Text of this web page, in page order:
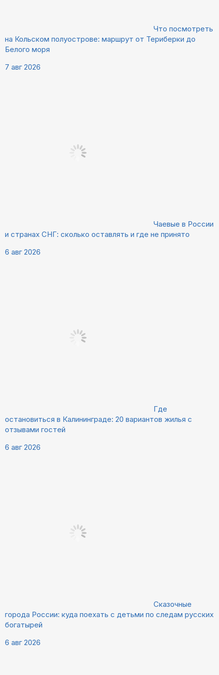
Что посмотреть
на Кольском полуострове: маршрут от Териберки до
Белого моря
7 авг 2026
Чаевые в России
и странах СНГ: сколько оставлять и где не принято
6 авг 2026
Где
остановиться в Калининграде: 20 вариантов жилья с
отзывами гостей
6 авг 2026
Сказочные
города России: куда поехать с детьми по следам русских
богатырей
6 авг 2026